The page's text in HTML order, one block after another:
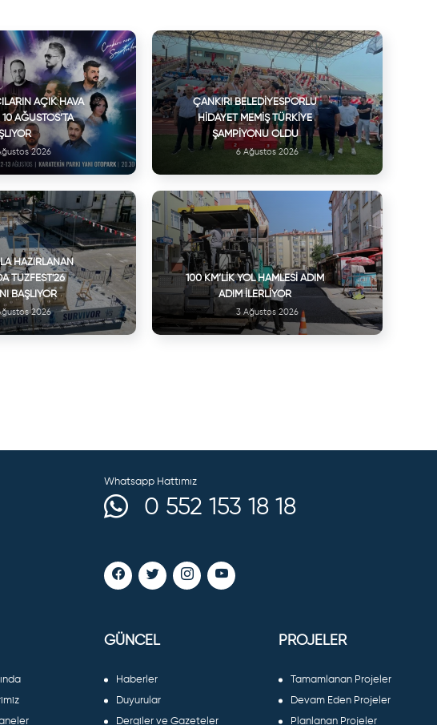
AÇIK HAVA
10 AĞUSTOS’TA
2026
ÇANKIRI BELEDIYESPORLU
HIDAYET MEMIŞ TÜRKIYE
ŞAMPIYONU OLDU
6 Ağustos 2026
HAZIRLANAN
TUZFEST'26
BAŞLIYOR
2026
100 KM’LIK YOL HAMLESI ADIM
ADIM İLERLIYOR
3 Ağustos 2026
Whatsapp Hattımız
0 552 153 18 18
GÜNCEL
Haberler
Duyurular
Dergiler ve Gazeteler
PROJELER
Tamamlanan Projeler
Devam Eden Projeler
Planlanan Projeler